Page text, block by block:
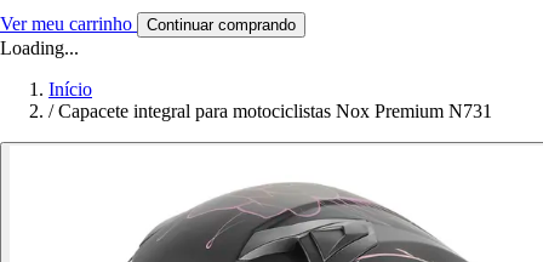
Ver meu carrinho Continuar comprando
Loading...
Início
/ Capacete integral para motociclistas Nox Premium N731